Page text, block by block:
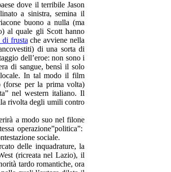
dove il terribile Jason
a sinistra, semina il
buono a nulla (ma
al quale gli Scott hanno
frusta che avviene nella
di una sorta di
dell’eroe: non sono i
di sangue, bensì il solo
locale. In tal modo il film
(forse per la prima volta)
nel western italiano. Il
rivolta degli umili contro
a modo suo nel filone
operazione”politica”:
sociale.
delle inquadrature, la
(ricreata nel Lazio), il
tardo romantiche, ora